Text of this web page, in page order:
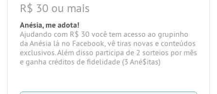
R$ 30 ou mais
Anésia, me adota!
Ajudando com R$ 30 você tem acesso ao grupinho
da Anésia lá no Facebook, vê tiras novas e conteúdos
exclusivos.Além disso participa de 2 sorteios por mês
e ganha créditos de fidelidade (3 Ané$itas)